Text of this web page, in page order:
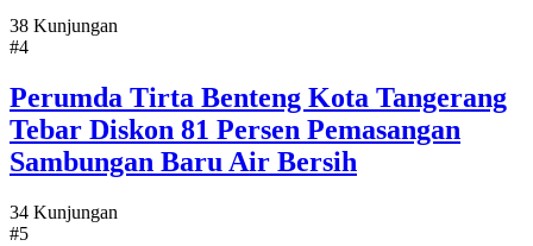
38 Kunjungan
#4
Perumda Tirta Benteng Kota Tangerang
Tebar Diskon 81 Persen Pemasangan
Sambungan Baru Air Bersih
34 Kunjungan
#5